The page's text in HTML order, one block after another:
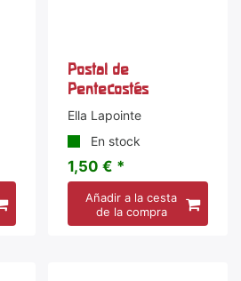
Postal de
Pentecostés
Ella Lapointe
En stock
1,50 € *
Añadir a la cesta
de la compra